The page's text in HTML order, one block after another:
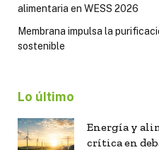
alimentaria en WESS 2026
Membrana impulsa la
sostenible
Lo último
Energía y
crítica en